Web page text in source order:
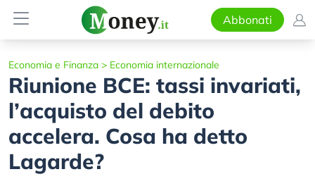
Abbonati
Economia e Finanza > Economia internazionale
Riunione BCE: tassi invariati,
l’acquisto del debito
accelera. Cosa ha detto
Lagarde?